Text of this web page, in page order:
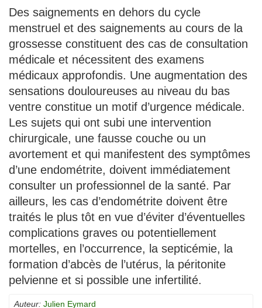
Des saignements en dehors du cycle
menstruel et des saignements au cours de la
grossesse constituent des cas de consultation
médicale et nécessitent des examens
médicaux approfondis. Une augmentation des
sensations douloureuses au niveau du bas
ventre constitue un motif d’urgence médicale.
Les sujets qui ont subi une intervention
chirurgicale, une fausse couche ou un
avortement et qui manifestent des symptômes
d’une endométrite, doivent immédiatement
consulter un professionnel de la santé. Par
ailleurs, les cas d’endométrite doivent être
traités le plus tôt en vue d’éviter d’éventuelles
complications graves ou potentiellement
mortelles, en l’occurrence, la septicémie, la
formation d’abcès de l’utérus, la péritonite
pelvienne et si possible une infertilité.
Auteur: Julien Eymard